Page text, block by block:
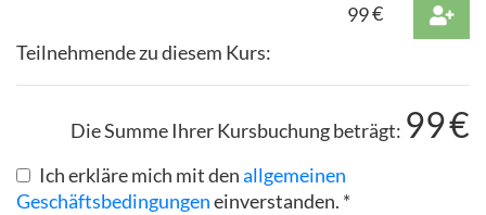
99€
Teilnehmende zu diesem Kurs:
Die Summe Ihrer Kursbuchung beträgt: 99€
Ich erkläre mich mit denallgemeinen
Geschäftsbedingungeneinverstanden. *